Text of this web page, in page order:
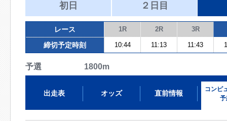
初日 ２日目
レース 1R 2R 3R
締切予定時刻 10:44 11:13 11:43
予選 1800m
出走表 オッズ 直前情報
コンピ
予